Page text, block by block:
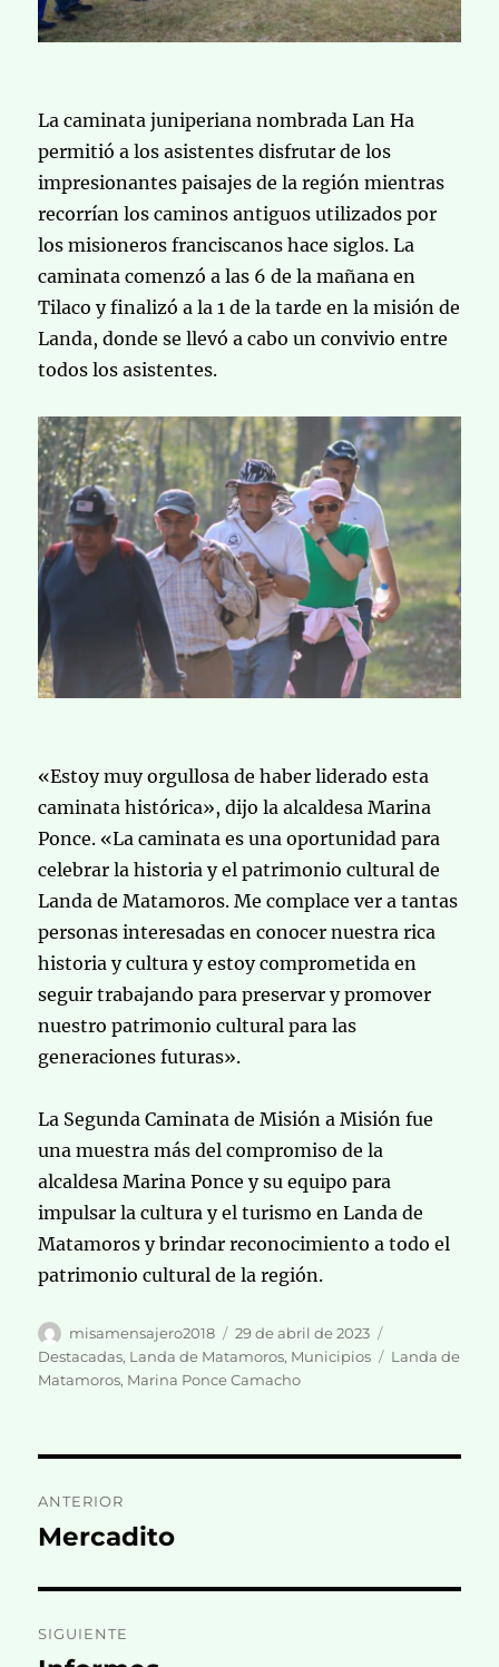
La caminata juniperiana nombrada Lan Ha
permitió a los asistentes disfrutar de los
impresionantes paisajes de la región mientras
recorrían los caminos antiguos utilizados por
los misioneros franciscanos hace siglos. La
caminata comenzó a las 6 de la mañana en
Tilaco y finalizó a la 1 de la tarde en la misión de
Landa, donde se llevó a cabo un convivio entre
todos los asistentes.
«Estoy muy orgullosa de haber liderado esta
caminata histórica», dijo la alcaldesa Marina
Ponce. «La caminata es una oportunidad para
celebrar la historia y el patrimonio cultural de
Landa de Matamoros. Me complace ver a tantas
personas interesadas en conocer nuestra rica
historia y cultura y estoy comprometida en
seguir trabajando para preservar y promover
nuestro patrimonio cultural para las
generaciones futuras».
La Segunda Caminata de Misión a Misión fue
una muestra más del compromiso de la
alcaldesa Marina Ponce y su equipo para
impulsar la cultura y el turismo en Landa de
Matamoros y brindar reconocimiento a todo el
patrimonio cultural de la región.
Autor
misamensajero2018
Publicado
el
29 de abril de 2023
Destacadas, Landa de Matamoros, Municipios Etiquetas
Landa de
Matamoros, Marina Ponce Camacho
de
ANTERIOR
Entrada
Mercadito
SIGUIENTE